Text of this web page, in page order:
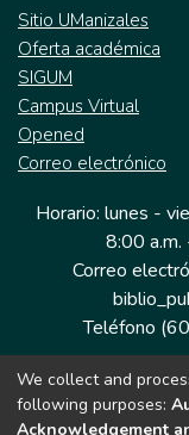
Sitio UManizales
Oferta académica
SIGUM
Campus Virtual
Opened
Correo electrónico
Horario: lunes -
8:00 a.m.
Correo
Teléfono
Dirección: Cra
We collect and
following purposes:
Acknowledgement